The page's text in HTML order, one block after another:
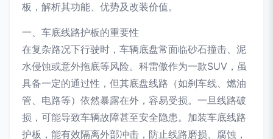
板，解析其功能、优势及改装价值。
一、车底线路护板的重要性
在复杂路况下行驶时，车辆底盘常面临砂石撞击、泥
水侵蚀或意外拖底等风险。科雷傲作为一款SUV，虽
具备一定的通过性，但其底盘线路（如刹车线、燃油
管、电路等）依然暴露在外，容易受损。一旦线路破
损，可能导致车辆故障甚至安全隐患。加装车底线路
护板，能有效隔离外部冲击，防止线路磨损、腐蚀，